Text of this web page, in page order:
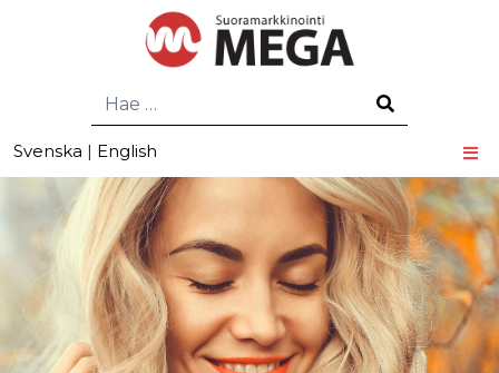
Hae
Svenska | English